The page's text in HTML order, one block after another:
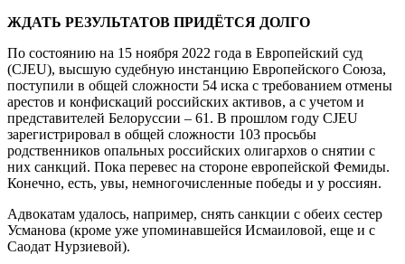
ЖДАТЬ РЕЗУЛЬТАТОВ ПРИДЁТСЯ ДОЛГО
По состоянию на 15 ноября 2022 года в Европейский суд
(CJEU), высшую судебную инстанцию Европейского Союза,
поступили в общей сложности 54 иска с требованием отмены
арестов и конфискаций российских активов, а с учетом и
представителей Белоруссии – 61. В прошлом году CJEU
зарегистрировал в общей сложности 103 просьбы
родственников опальных российских олигархов о снятии с
них санкций. Пока перевес на стороне европейской Фемиды.
Конечно, есть, увы, немногочисленные победы и у россиян.
Адвокатам удалось, например, снять санкции с обеих сестер
Усманова (кроме уже упоминавшейся Исмаиловой, еще и с
Саодат Нурзиевой).